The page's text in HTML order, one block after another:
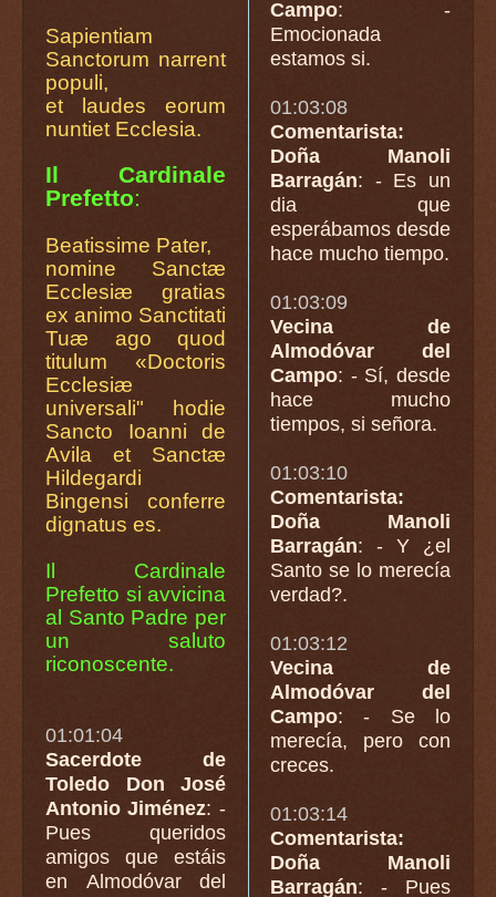
Sapientiam
Sanctorum narrent
populi,
et laudes eorum
nuntiet Ecclesia.
Il Cardinale
Prefetto:
Beatissime Pater,
nomine Sanctæ
Ecclesiæ gratias
ex animo Sanctitati
Tuæ ago quod
titulum «Doctoris
Ecclesiæ
universali" hodie
Sancto Ioanni de
Avila et Sanctæ
Hildegardi
Bingensi conferre
dignatus es.
Il Cardinale
Prefetto si avvicina
al Santo Padre per
un saluto
riconoscente.
01:01:04
Sacerdote de
Toledo Don José
Antonio Jiménez: -
Pues queridos
amigos que estáis
en Almodóvar del
Campo: -
Emocionada
estamos si.
01:03:08
Comentarista:
Doña Manoli
Barragán: - Es un
dia que
esperábamos desde
hace mucho tiempo.
01:03:09
Vecina de
Almodóvar del
Campo: - Sí, desde
hace mucho
tiempos, si señora.
01:03:10
Comentarista:
Doña Manoli
Barragán: - Y ¿el
Santo se lo merecía
verdad?.
01:03:12
Vecina de
Almodóvar del
Campo: - Se lo
merecía, pero con
creces.
01:03:14
Comentarista:
Doña Manoli
Barragán: - Pues